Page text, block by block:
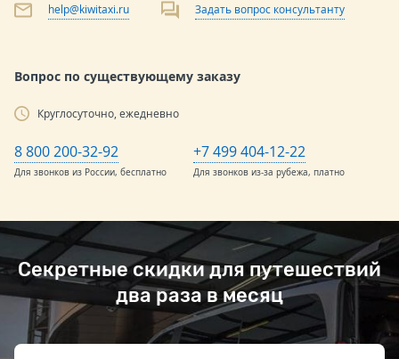
help@kiwitaxi.ru Задать вопрос консультанту
Вопрос по существующему заказу
Круглосуточно, ежедневно
8 800 200-32-92
Для звонков из России, бесплатно
+7 499 404-12-22
Для звонков из-за рубежа, платно
Секретные скидки для путешествий
два раза в месяц